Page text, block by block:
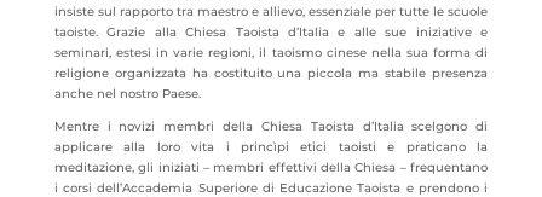
insiste sul rapporto tra maestro e allievo, essenziale per tutte le scuole
taoiste. Grazie alla Chiesa Taoista d’Italia e alle sue iniziative e
seminari, estesi in varie regioni, il taoismo cinese nella sua forma di
religione organizzata ha costituito una piccola ma stabile presenza
anche nel nostro Paese.
Mentre i novizi membri della Chiesa Taoista d’Italia scelgono di
applicare alla loro vita i princìpi etici taoisti e praticano la
meditazione, gli iniziati – membri effettivi della Chiesa – frequentano
i corsi dell’Accademia Superiore di Educazione Taoista e prendono i